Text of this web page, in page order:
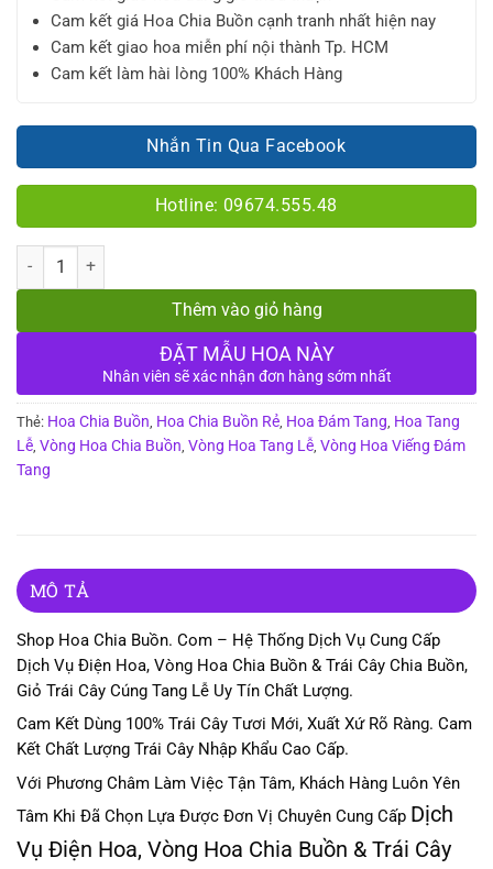
Cam kết giá Hoa Chia Buồn cạnh tranh nhất hiện nay
Cam kết giao hoa miễn phí nội thành Tp. HCM
Cam kết làm hài lòng 100% Khách Hàng
Nhắn Tin Qua Facebook
Hotline: 09674.555.48
Số lượng
Thêm vào giỏ hàng
ĐẶT MẪU HOA NÀY
Nhân viên sẽ xác nhận đơn hàng sớm nhất
Thẻ: Hoa Chia Buồn Hoa Chia Buồn Rẻ Hoa Đám Tang Hoa Tang
Lễ Vòng Hoa Chia Buồn Vòng Hoa Tang Lễ Vòng Hoa Viếng Đám
Tang
MÔ TẢ
Shop Hoa Chia Buồn. Com – Hệ Thống Dịch Vụ Cung Cấp
Dịch Vụ Điện Hoa, Vòng Hoa Chia Buồn & Trái Cây Chia Buồn,
Giỏ Trái Cây Cúng Tang Lễ Uy Tín Chất Lượng.
Cam Kết Dùng 100% Trái Cây Tươi Mới, Xuất Xứ Rõ Ràng. Cam
Kết Chất Lượng Trái Cây Nhập Khẩu Cao Cấp.
Với Phương Châm Làm Việc Tận Tâm, Khách Hàng Luôn Yên
Tâm Khi Đã Chọn Lựa Được Đơn Vị Chuyên Cung Cấp Dịch
Vụ Điện Hoa, Vòng Hoa Chia Buồn & Trái Cây